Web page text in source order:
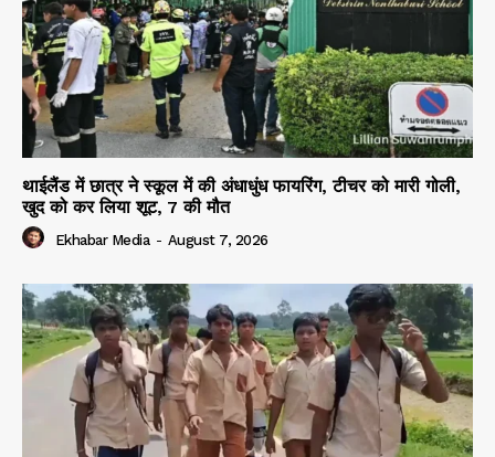
थाईलैंड में छात्र ने स्कूल में की अंधाधुंध फायरिंग, टीचर को मारी गोली,
खुद को कर लिया शूट, 7 की मौत
Ekhabar Media - August 7, 2026